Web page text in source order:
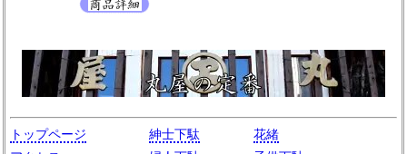
トップページ
紳士下駄
花緒